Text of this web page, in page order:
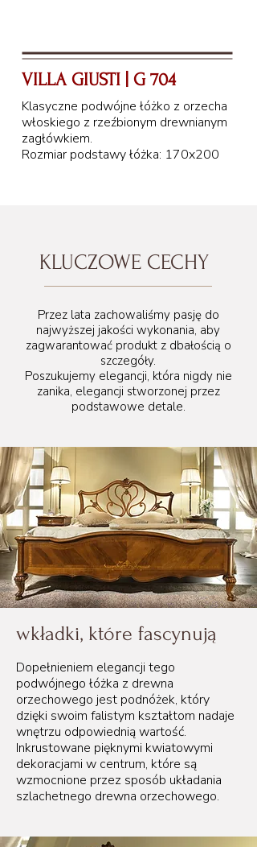
170 misura rete
VILLA GIUSTI | G 704
Klasyczne podwójne łóżko z orzecha
włoskiego z rzeźbionym drewnianym
zagłówkiem.
Rozmiar podstawy łóżka: 170x200
KLUCZOWE CECHY
Przez lata zachowaliśmy pasję do
najwyższej jakości wykonania, aby
zagwarantować produkt z dbałością o
szczegóły.
Poszukujemy elegancji, która nigdy nie
zanika, elegancji stworzonej przez
podstawowe detale.
wkładki, które fascynują
Dopełnieniem elegancji tego
podwójnego łóżka z drewna
orzechowego jest podnóżek, który
dzięki swoim falistym kształtom nadaje
wnętrzu odpowiednią wartość.
Inkrustowane pięknymi kwiatowymi
dekoracjami w centrum, które są
wzmocnione przez sposób układania
szlachetnego drewna orzechowego.